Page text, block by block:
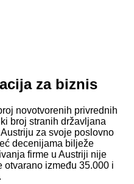
za biznis
novotvorenih privrednih
broj stranih državljana
za svoje poslovno
decenijama bilježe
firme u Austriji nije
otvarano između 35.000 i